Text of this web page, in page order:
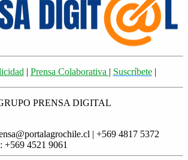
| Prensa Colaborativa | Suscríbete|
PRENSA DIGITAL
| +569 4817 5372
+569 4521 9061